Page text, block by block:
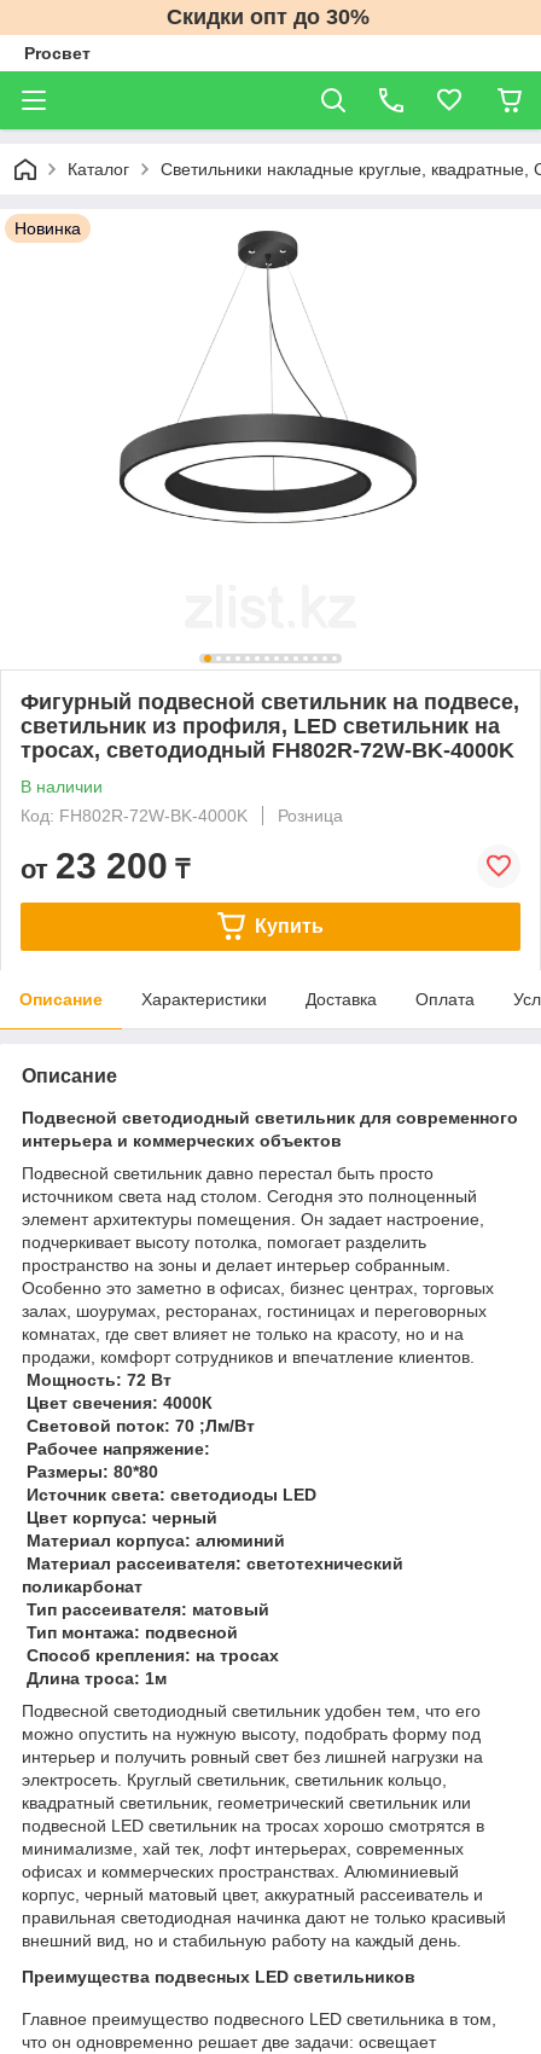
Скидки опт до 30%
Proсвет
Каталог Светильники накладные круглые, квадратные,
Новинка
Фигурный подвесной светильник на подвесе,
светильник из профиля, LED светильник на
тросах, светодиодный FH802R-72W-BK-4000K
В наличии
Код: FH802R-72W-BK-4000K
Розница
от 23 200 ₸
Купить
Описание Характеристики Доставка Оплата
Описание
Подвесной светодиодный светильник для современного
интерьера и коммерческих объектов
Подвесной светильник давно перестал быть просто
источником света над столом. Сегодня это полноценный
элемент архитектуры помещения. Он задает настроение,
подчеркивает высоту потолка, помогает разделить
пространство на зоны и делает интерьер собранным.
Особенно это заметно в офисах, бизнес центрах, торговых
залах, шоурумах, ресторанах, гостиницах и переговорных
комнатах, где свет влияет не только на красоту, но и на
продажи, комфорт сотрудников и впечатление клиентов.
Мощность: 72 Вт
Цвет свечения: 4000К
Световой поток: 70 ;Лм/Вт
Рабочее напряжение:
Размеры: 80*80
Источник света: светодиоды LED
Цвет корпуса: черный
Материал корпуса: алюминий
Материал рассеивателя: светотехнический
поликарбонат
Тип рассеивателя: матовый
Тип монтажа: подвесной
Способ крепления: на тросах
Длина троса: 1м
Подвесной светодиодный светильник удобен тем, что его
можно опустить на нужную высоту, подобрать форму под
интерьер и получить ровный свет без лишней нагрузки на
электросеть. Круглый светильник, светильник кольцо,
квадратный светильник, геометрический светильник или
подвесной LED светильник на тросах хорошо смотрятся в
минимализме, хай тек, лофт интерьерах, современных
офисах и коммерческих пространствах. Алюминиевый
корпус, черный матовый цвет, аккуратный рассеиватель и
правильная светодиодная начинка дают не только красивый
внешний вид, но и стабильную работу на каждый день.
Преимущества подвесных LED светильников
Главное преимущество подвесного LED светильника в том,
что он одновременно решает две задачи: освещает